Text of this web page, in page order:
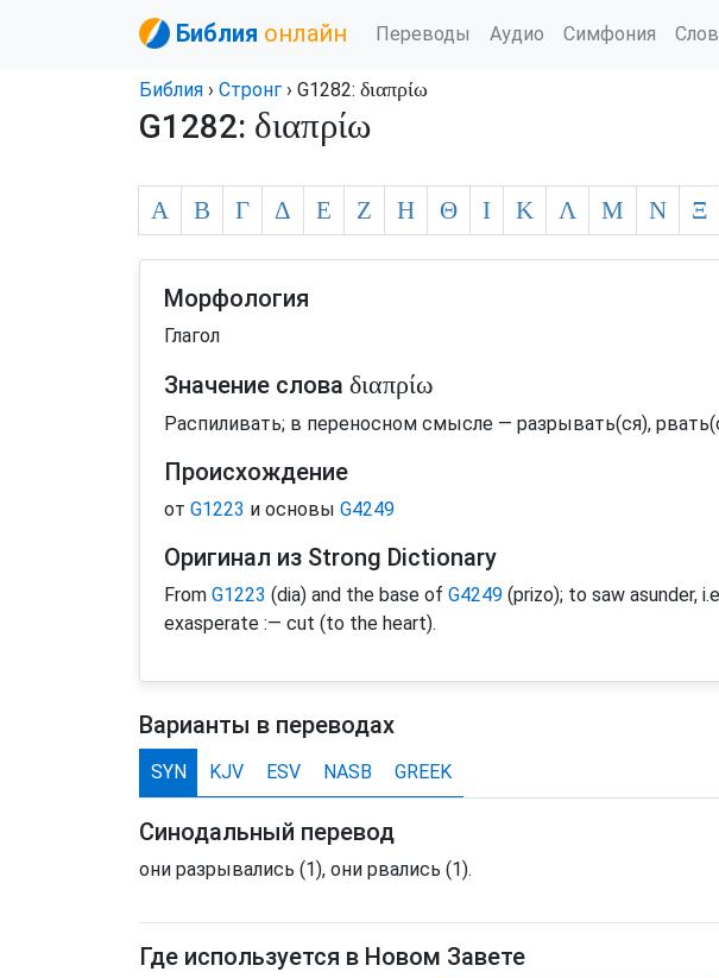
Библия онлайн Переводы Аудио Симфония
Библия › Стронг › G1282: διαπρίω
G1282: διαπρίω
Α Β Γ Δ Ε Ζ Η Θ Ι Κ Λ Μ Ν Ξ
Морфология
Глагол
Значение слова διαπρίω
Распиливать; в переносном смысле — разрывать(ся),
Происхождение
от G1223 и основы G4249
Оригинал из Strong Dictionary
From G1223 (dia) and the base of G4249 (prizo); to saw asunder,
exasperate :— cut (to the heart).
Варианты в переводах
SYN KJV ESV NASB GREEK
Синодальный перевод
они разрывались (1), они рвались (1).
Где используется в Новом Завете